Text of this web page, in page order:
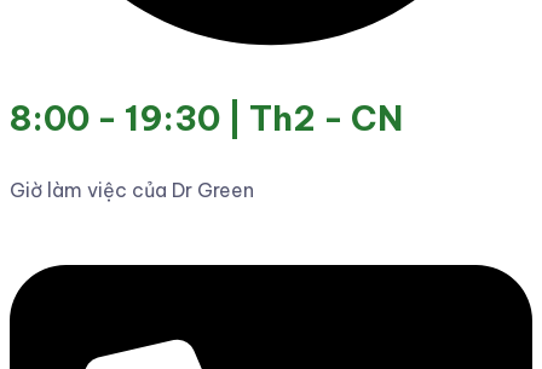
8:00 - 19:30 | Th2 - CN
Giờ làm việc của Dr Green